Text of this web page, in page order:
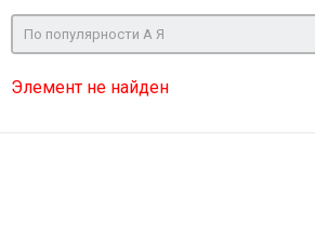
По популярности А Я
Элемент не найден